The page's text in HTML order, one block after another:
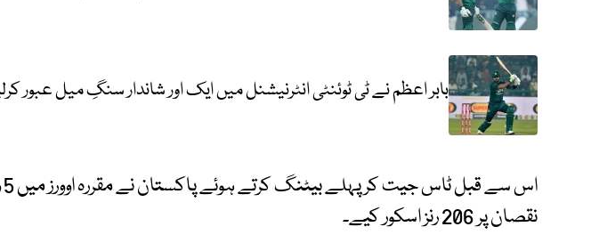
بابر اعظم نے ٹی ٹوئنٹی انٹرنیشنل میں ایک اور شاندار سنگِ میل عبور
نقصان پر 206 رنز اسکور کیے۔